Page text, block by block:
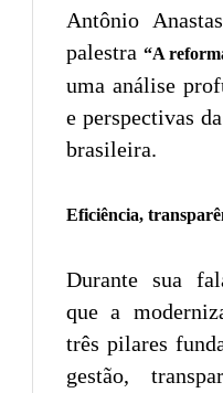
Antônio
palestra “A
uma análise
e perspectivas
brasileira.
Eficiência,
Durante sua
que a
três pilares
gestão,